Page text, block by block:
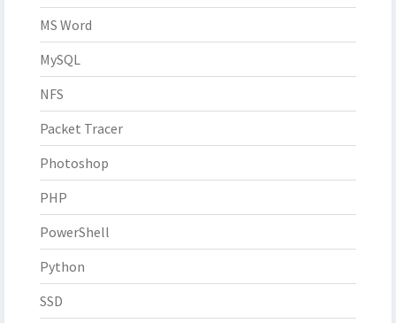
MS Word
MySQL
NFS
Packet Tracer
Photoshop
PHP
PowerShell
Python
SSD